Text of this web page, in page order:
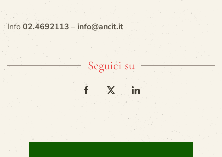
Info 02.4692113 – info@ancit.it
Seguici su